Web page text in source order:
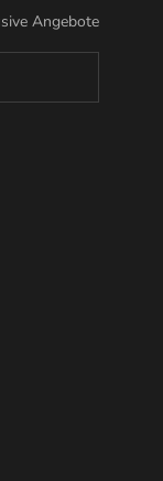
Angebote